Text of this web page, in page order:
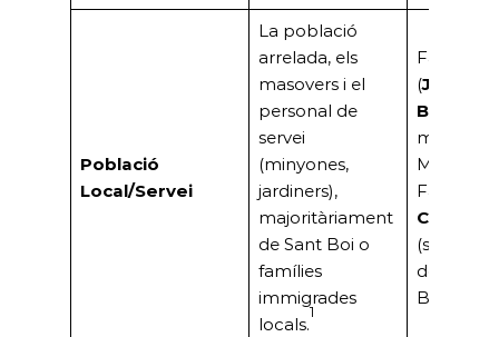
Població
Local/Servei
La població
arrelada, els
masovers i el
personal de
servei
(minyones,
jardiners),
majoritàriament
de Sant Boi o
famílies
immigrades
locals.
1
Família
(Josep
Badia
masover
Marquès),
Família
(servei
domèstic
Bordoy).